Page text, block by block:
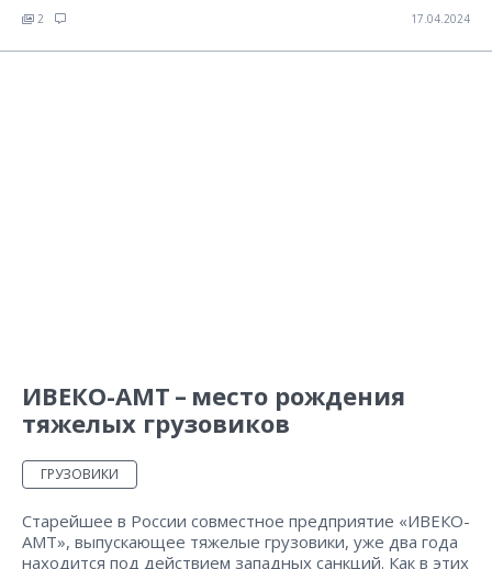
2 17.04.2024
ИВЕКО-АМТ – место рождения
тяжелых грузовиков
ГРУЗОВИКИ
Старейшее в России совместное предприятие «ИВЕКО-
АМТ», выпускающее тяжелые грузовики, уже два года
находится под действием западных санкций. Как в этих